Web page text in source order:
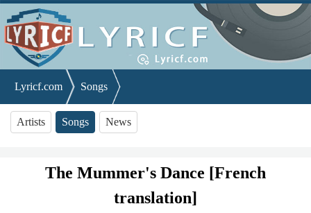
Lyricf.com Songs
The Mummer's Dance [French translation]
Artists Songs News
The Mummer's Dance [French
translation]